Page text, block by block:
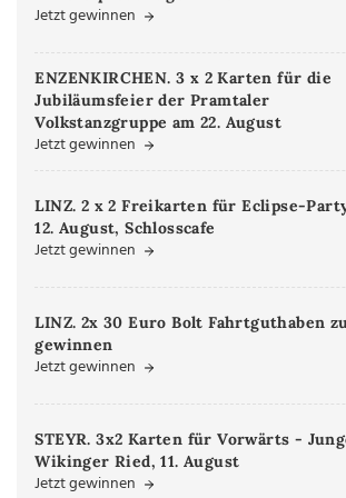
Jetzt gewinnen
ENZENKIRCHEN. 3 x 2 Karten für die
Jubiläumsfeier der Pramtaler
Volkstanzgruppe am 22. August
Jetzt gewinnen
LINZ. 2 x 2 Freikarten für Eclipse-
12. August, Schlosscafe
Jetzt gewinnen
LINZ. 2x 30 Euro Bolt Fahrtguthaben
gewinnen
Jetzt gewinnen
STEYR. 3x2 Karten für Vorwärts -
Wikinger Ried, 11. August
Jetzt gewinnen